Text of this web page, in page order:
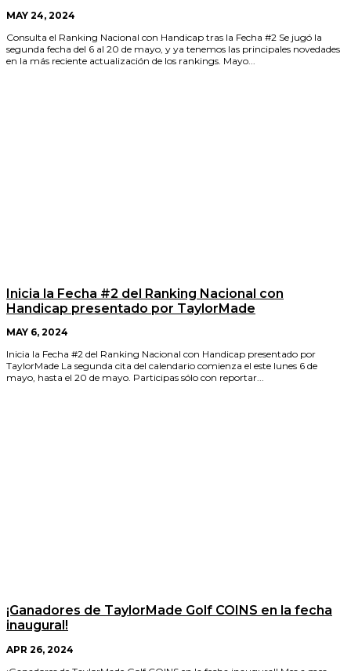
MAY 24, 2024
Consulta el Ranking Nacional con Handicap tras la Fecha #2 Se jugó la
segunda fecha del 6 al 20 de mayo, y ya tenemos las principales novedades
en la más reciente actualización de los rankings. Mayo...
Inicia la Fecha #2 del Ranking Nacional con
Handicap presentado por TaylorMade
MAY 6, 2024
Inicia la Fecha #2 del Ranking Nacional con Handicap presentado por
TaylorMade La segunda cita del calendario comienza el este lunes 6 de
mayo, hasta el 20 de mayo. Participas sólo con reportar...
¡Ganadores de TaylorMade Golf COINS en la fecha
inaugural!
APR 26, 2024